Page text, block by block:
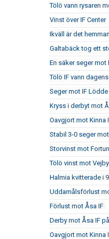
Tölö vann rysaren
Vinst över IF Center
Ikväll är det
Galtabäck tog ett
En säker seger mot
Tölö IF vann
Seger mot IF Lödde
Kryss i derbyt mot
Oavgjort mot Kinna
Stabil 3-0 seger
Storvinst mot
Tölö vinst mot
Halmia kvitterade i
Uddamålsförlust
Förlust mot Åsa IF
Derby mot Åsa IF
Oavgjort mot Kinna